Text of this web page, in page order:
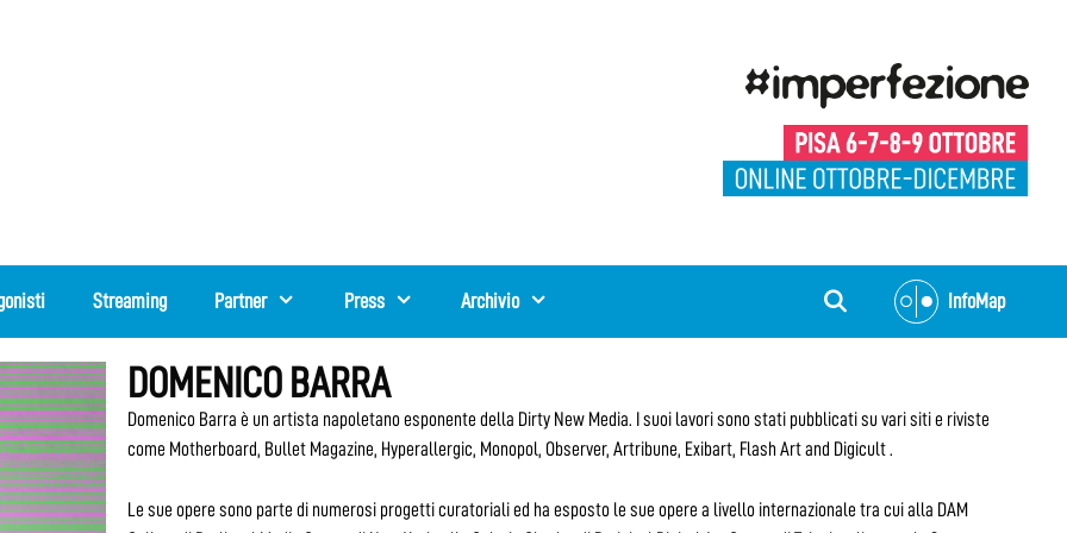
Streaming Partner Press Archivio InfoMap
DOMENICO BARRA
Domenico Barra è un artista napoletano esponente della Dirty New Media. I suoi lavori sono stati pubblicati su vari siti e riviste
come Motherboard, Bullet Magazine, Hyperallergic, Monopol, Observer, Artribune, Exibart, Flash Art and Digicult .
Le sue opere sono parte di numerosi progetti curatoriali ed ha esposto le sue opere a livello internazionale tra cui alla DAM